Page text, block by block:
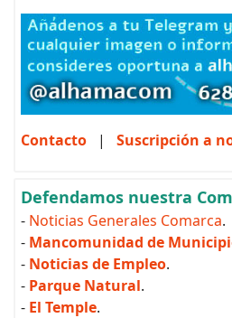
Contacto | Suscripción a
Defendamos nuestra
- Noticias Generales Comarca.
- Mancomunidad de
- Noticias de Empleo.
- Parque Natural.
- El Temple.